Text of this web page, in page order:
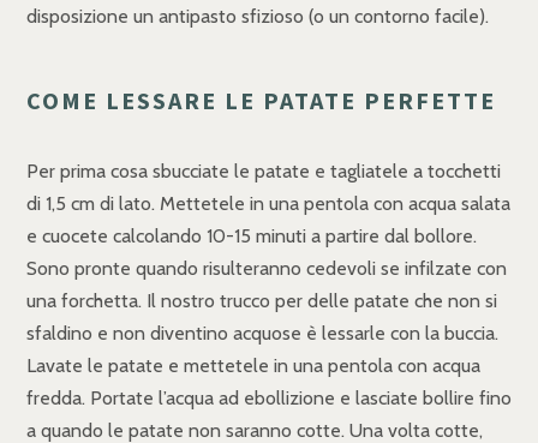
disposizione un antipasto sfizioso (o un contorno facile).
COME LESSARE LE PATATE PERFETTE
Per prima cosa sbucciate le patate e tagliatele a tocchetti
di 1,5 cm di lato. Mettetele in una pentola con acqua salata
e cuocete calcolando 10-15 minuti a partire dal bollore.
Sono pronte quando risulteranno cedevoli se infilzate con
una forchetta. Il nostro trucco per delle patate che non si
sfaldino e non diventino acquose è lessarle con la buccia.
Lavate le patate e mettetele in una pentola con acqua
fredda. Portate l’acqua ad ebollizione e lasciate bollire fino
a quando le patate non saranno cotte. Una volta cotte,